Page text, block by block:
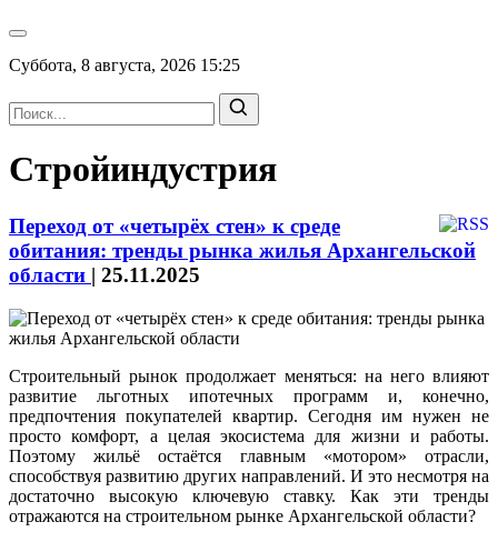
Суббота, 8 августа, 2026 15:25
Стройиндустрия
Переход от «четырёх стен» к среде
обитания: тренды рынка жилья Архангельской
области | 25.11.2025
Строительный рынок продолжает меняться: на него влияют
развитие льготных ипотечных программ и, конечно,
предпочтения покупателей квартир. Сегодня им нужен не
просто комфорт, а целая экосистема для жизни и работы.
Поэтому жильё остаётся главным «мотором» отрасли,
способствуя развитию других направлений. И это несмотря на
достаточно высокую ключевую ставку. Как эти тренды
отражаются на строительном рынке Архангельской области?